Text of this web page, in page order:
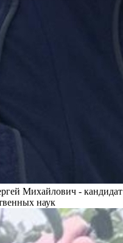
Михайлович - кандидат
наук